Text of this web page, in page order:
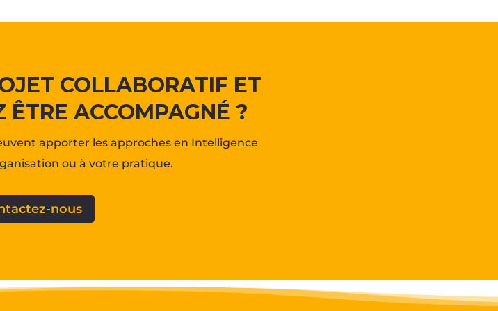
COLLABORATIF ET
ÊTRE ACCOMPAGNÉ ?
apporter les approches en Intelligence
ou à votre pratique.
nous